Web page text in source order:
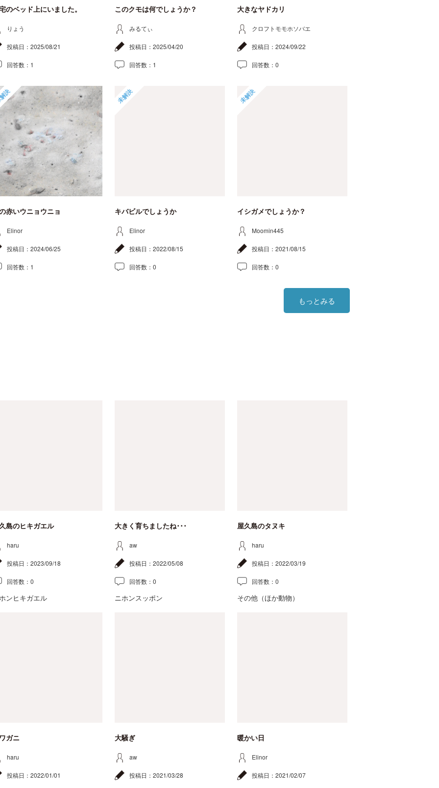
のベッド上にいました。
りょう
投稿日： 2025/08/21
回答数： 1
このクモは何でしょうか？
みるてぃ
投稿日： 2025/04/20
回答数： 1
大きなヤドカリ
クロフトモモホソバエ
投稿日： 2024/09/22
回答数： 0
決
赤いウニョウニョ
Elinor
投稿日： 2024/06/25
回答数： 1
未解決
キバビルでしょうか
Elinor
投稿日： 2022/08/15
回答数： 0
未解決
イシガメでしょうか？
Moomin445
投稿日： 2021/08/15
回答数： 0
もっとみる
島のヒキガエル
haru
投稿日： 2023/09/18
回答数： 0
ンヒキガエル
大きく育ちましたね･･･
aw
投稿日： 2022/05/08
回答数： 0
ニホンスッポン
屋久島のタヌキ
haru
投稿日： 2022/03/19
回答数： 0
その他（ほか動物）
ガニ
haru
投稿日： 2022/01/01
大騒ぎ
aw
投稿日： 2021/03/28
暖かい日
Elinor
投稿日： 2021/02/07